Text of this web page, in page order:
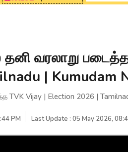
தனி வரலாறு
| Kumudam
TVK Vijay | Election 2026 |
PM Last Update : 05 May 2026,